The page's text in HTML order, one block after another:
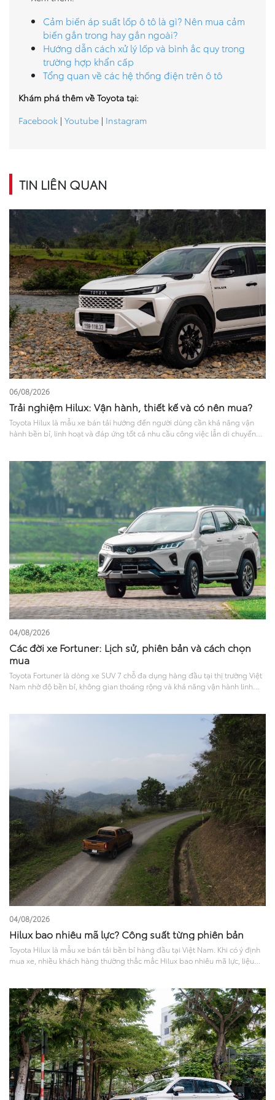
Cảm biến áp suất lốp ô tô là gì? Nên mua cảm
biến gắn trong hay gắn ngoài?
Hướng dẫn cách xử lý lốp và bình ắc quy trong
trường hợp khẩn cấp
Tổng quan về các hệ thống điện trên ô tô
Khám phá thêm về Toyota tại:
Facebook | Youtube | Instagram
TIN LIÊN QUAN
06/08/2026
Trải nghiệm Hilux: Vận hành, thiết kế và có nên mua?
Toyota Hilux là mẫu xe bán tải hướng đến người dùng cần khả năng vận
hành bền bỉ, linh hoạt và đáp ứng tốt cả nhu cầu công việc lẫn di chuyển
hàng quan tâm khi lựa chọn xe bán tải. Bài viết dưới đây sẽ mang đến góc
nhìn tổng quan về trải nghiệm Hilux ở các khía cạnh như ngoại thất, nội
thất, vận hành, mức tiêu hao nhiên liệu và công nghệ an toàn, giúp người
dùng có thêm cơ sở tham khảo trước khi quyết định.
04/08/2026
Các đời xe Fortuner: Lịch sử, phiên bản và cách chọn
mua
Toyota Fortuner là dòng xe SUV 7 chỗ đa dụng hàng đầu tại thị trường Việt
Nam nhờ độ bền bỉ, không gian thoáng rộng và khả năng vận hành linh
các mốc nâng cấp, thay đổi về thiết kế, tiện nghi, vận hành và phiên bản
hiện tại sẽ giúp bạn có cái nhìn toàn diện để đưa ra lựa chọn phù hợp.
04/08/2026
Hilux bao nhiêu mã lực? Công suất từng phiên bản
Toyota Hilux là mẫu xe bán tải bền bỉ hàng đầu tại Việt Nam. Khi có ý định
mua xe, nhiều khách hàng thường thắc mắc Hilux bao nhiêu mã lực, liệu
phiên bản phù hợp nhất..